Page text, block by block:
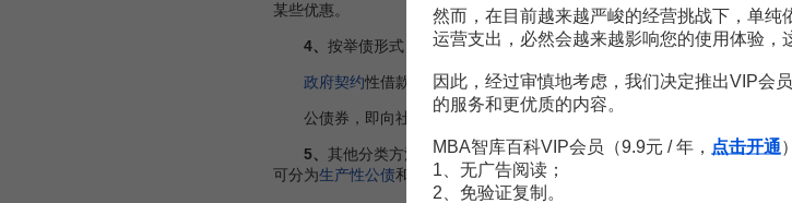
某些优惠。
4、 按举债形式，公债可分为契约性借款和发行公债券。
政府契约性借款，是政府和债权人按照一定的程序和形式共同协商，签
公债券，即向社会各单位、企业、个人的借债采用发行债券的形式。发行
5、 其他分类方法。如按发行主体，可分为中央公债和地方公债；按公债
可分为生产性公债和非生产性公债。
然而，在目前越来越严峻的经营挑战下，单纯
运营支出，必然会越来越影响您的使用体验，
因此，经过审慎地考虑，我们决定推出VIP会
的服务和更优质的内容。
MBA智库百科VIP会员（9.9元 / 年， 点击开通
1、无广告阅读；
2、免验证复制。